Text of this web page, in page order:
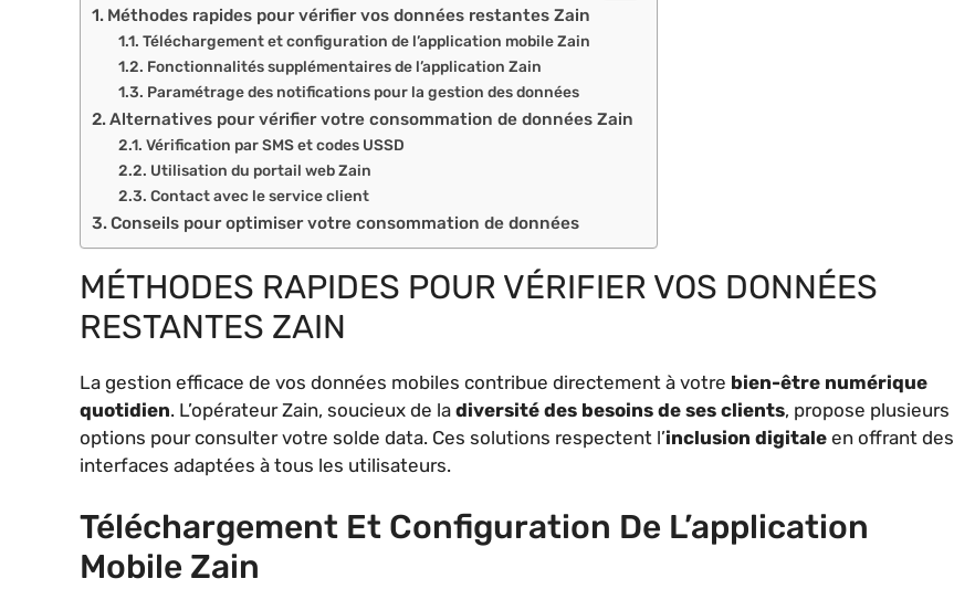
Méthodes rapides pour vérifier vos données restantes Zain
Téléchargement et configuration de l’application mobile Zain
Fonctionnalités supplémentaires de l’application Zain
Paramétrage des notifications pour la gestion des données
Alternatives pour vérifier votre consommation de données Zain
Vérification par SMS et codes USSD
Utilisation du portail web Zain
Contact avec le service client
Conseils pour optimiser votre consommation de données
MÉTHODES RAPIDES POUR VÉRIFIER VOS DONNÉES
RESTANTES ZAIN
La gestion efficace de vos données mobiles contribue directement à votre bien-être numérique
quotidien. L’opérateur Zain, soucieux de la diversité des besoins de ses clients, propose plusieurs
options pour consulter votre solde data. Ces solutions respectent l’inclusion digitale en offrant des
interfaces adaptées à tous les utilisateurs.
Téléchargement Et Configuration De L’application
Mobile Zain